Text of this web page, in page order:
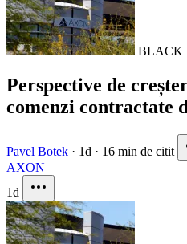
BLACK
Perspective de
comenzi contractate
Pavel Botek · 1d · 16 min de citit
AXON
1d